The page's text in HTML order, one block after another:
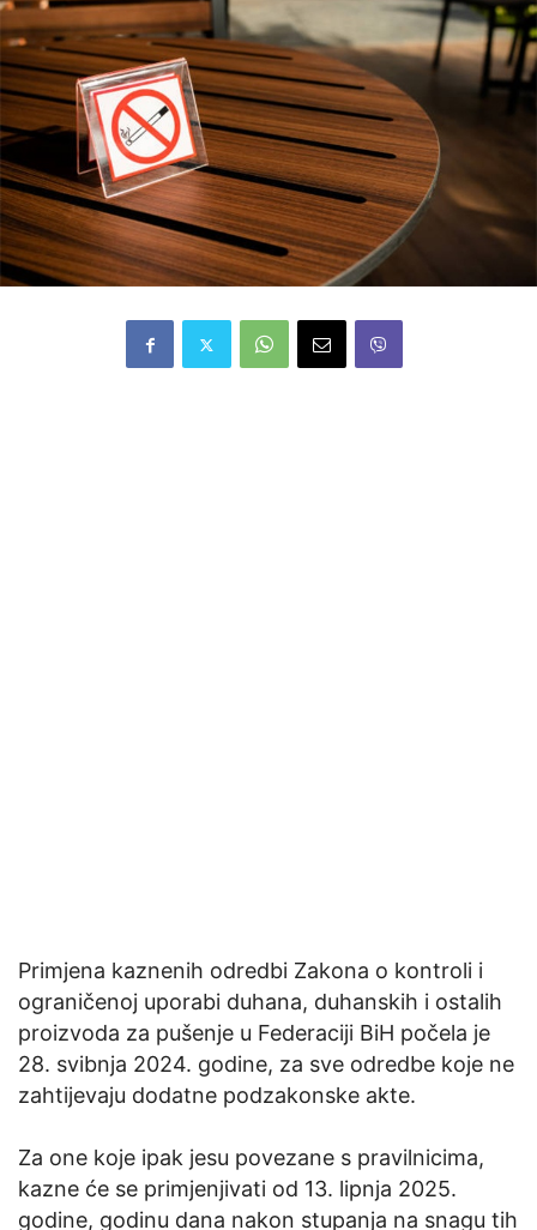
Primjena kaznenih odredbi Zakona o kontroli i
ograničenoj uporabi duhana, duhanskih i ostalih
proizvoda za pušenje u Federaciji BiH počela je
28. svibnja 2024. godine, za sve odredbe koje ne
zahtijevaju dodatne podzakonske akte.
Za one koje ipak jesu povezane s pravilnicima,
kazne će se primjenjivati od 13. lipnja 2025.
godine, godinu dana nakon stupanja na snagu tih